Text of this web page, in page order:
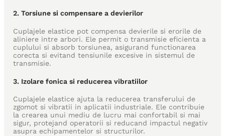
2. Torsiune si compensare a devierilor
Cuplajele elastice pot compensa devierile si erorile de
aliniere intre arbori. Ele permit o transmisie eficienta a
cuplului si absorb torsiunea, asigurand functionarea
corecta si evitand tensiunile excesive in sistemul de
transmisie.
3. Izolare fonica si reducerea vibratiilor
Cuplajele elastice ajuta la reducerea transferului de
zgomot si vibratii in aplicatii industriale. Ele contribuie
la crearea unui mediu de lucru mai confortabil si mai
sigur, protejand operatorii si reducand impactul negativ
asupra echipamentelor si structurilor.